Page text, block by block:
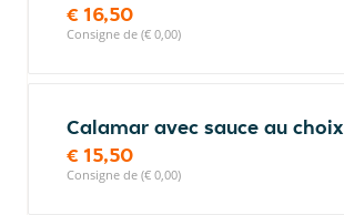
€ 16,50
Consigne de (€ 0,00)
Calamar avec sauce au choix
€ 15,50
Consigne de (€ 0,00)